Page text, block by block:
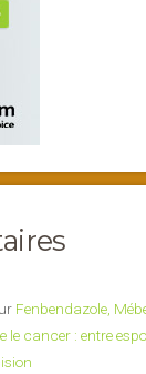
Fenbendazole,
le cancer : entre